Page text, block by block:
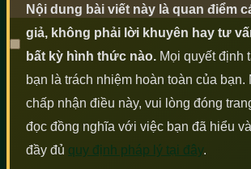
Nội dung bài viết này là quan điểm
giả, không phải lời khuyên hay tư
bất kỳ hình thức nào. Mọi quyết định
bạn là trách nhiệm hoàn toàn của bạn.
chấp nhận điều này, vui lòng đóng
đọc đồng nghĩa với việc bạn đã hiểu
đầy đủ quy định pháp lý tại đây.